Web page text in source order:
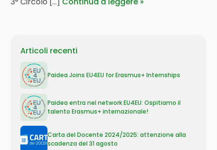
Articoli recenti
Paidea Joins EU4EU for Erasmus+ Internships
Paidea entra nel network EU4EU: Ospitiamo il
talento Erasmus+ internazionale!
Carta del Docente 2024/2025: attenzione alla
scadenza del 31 agosto